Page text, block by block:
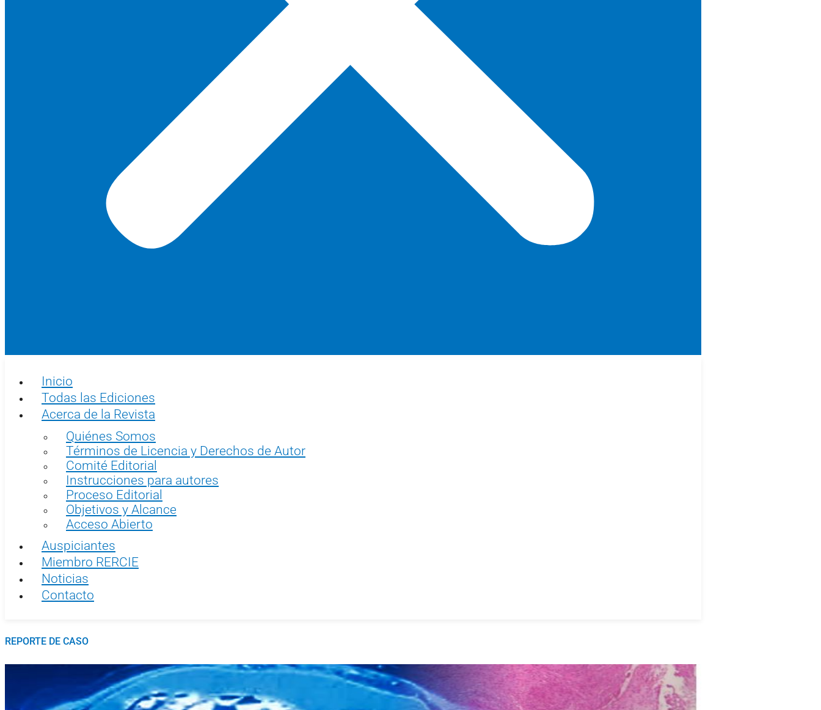
Inicio
Todas las Ediciones
Acerca de la Revista
Quiénes Somos
Términos de Licencia y Derechos de Autor
Comité Editorial
Instrucciones para autores
Proceso Editorial
Objetivos y Alcance
Acceso Abierto
Auspiciantes
Miembro RERCIE
Noticias
Contacto
REPORTE DE CASO